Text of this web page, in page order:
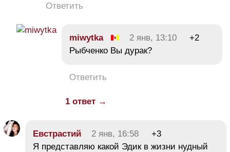
Ответить
miwytka 2 янв, 13:10
+2
Рыбченко Вы дурак?
Ответить
1 ответ →
Евстрастий 2 янв, 16:58
+3
Я представляю какой Эдик в жизни нудный